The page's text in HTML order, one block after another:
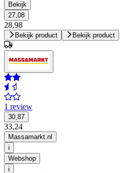
Bekijk
27,08
28,98
Bekijk product Bekijk product
1 review
30,87
33,24
Massamarkt.nl
i
Webshop
i